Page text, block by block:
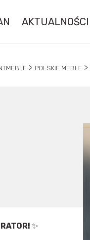
AKTUALNOŚCI
> POLSKIE MEBLE >
✨